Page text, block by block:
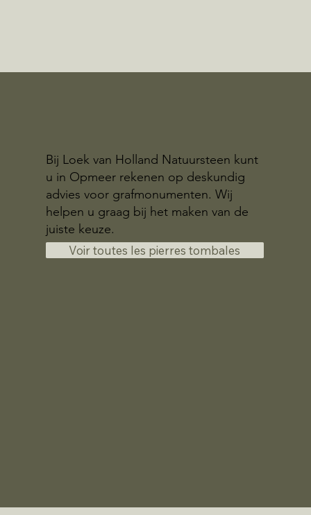
Bij Loek van Holland Natuursteen kunt
u in Opmeer rekenen op deskundig
advies voor grafmonumenten. Wij
helpen u graag bij het maken van de
juiste keuze.
Voir toutes les pierres tombales